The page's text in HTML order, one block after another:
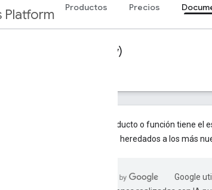
Platform Productos Precios
Directions API (Legacy)
Este producto o función tiene el
servicios heredados a los más
Google